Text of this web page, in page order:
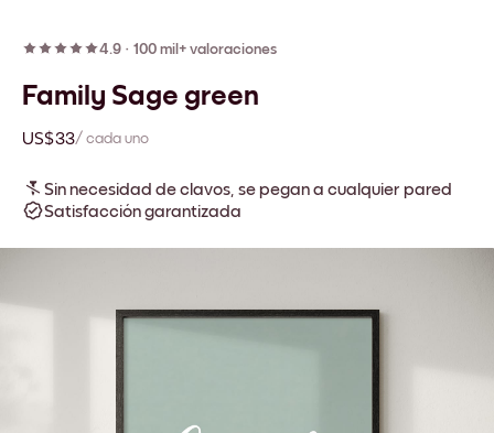
4.9 · 100 mil+ valoraciones
Family Sage green
US$33/ cada uno
Sin necesidad de clavos, se pegan a cualquier pared
Satisfacción garantizada